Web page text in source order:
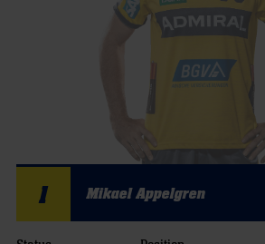
1 Mikael Appelgren